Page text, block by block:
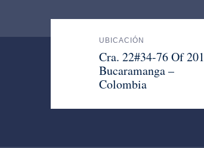
UBICACIÓN
Cra. 22#34-76 Of 201
Bucaramanga –
Colombia